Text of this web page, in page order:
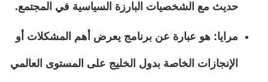
حديث مع الشخصيات البارزة السياسية في المجتمع.
مرايا: هو عبارة عن برنامج يعرض أهم المشكلات أو
الإنجازات الخاصة بدول الخليج على المستوى العالمي